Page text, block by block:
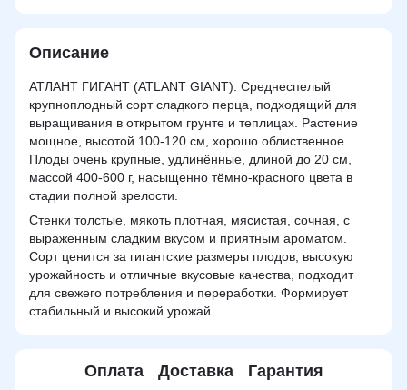
Описание
АТЛАНТ ГИГАНТ (ATLANT GIANT). Среднеспелый
крупноплодный сорт сладкого перца, подходящий для
выращивания в открытом грунте и теплицах. Растение
мощное, высотой 100-120 см, хорошо облиственное.
Плоды очень крупные, удлинённые, длиной до 20 см,
массой 400-600 г, насыщенно тёмно-красного цвета в
стадии полной зрелости.
Стенки толстые, мякоть плотная, мясистая, сочная, с
выраженным сладким вкусом и приятным ароматом.
Сорт ценится за гигантские размеры плодов, высокую
урожайность и отличные вкусовые качества, подходит
для свежего потребления и переработки. Формирует
стабильный и высокий урожай.
Оплата Доставка Гарантия